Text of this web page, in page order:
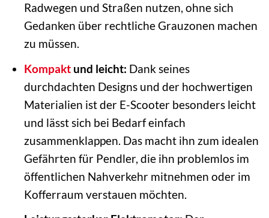
Radwegen und Straßen nutzen, ohne sich
Gedanken über rechtliche Grauzonen machen
zu müssen.
Kompaktund leicht: Dank seines
durchdachten Designs und der hochwertigen
Materialien ist der E-Scooter besonders leicht
und lässt sich bei Bedarf einfach
zusammenklappen. Das macht ihn zum idealen
Gefährten für Pendler, die ihn problemlos im
öffentlichen Nahverkehr mitnehmen oder im
Kofferraum verstauen möchten.